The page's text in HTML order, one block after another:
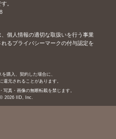
。
個人情報の適切な取扱いを行う事業
るプライバシーマークの付与認定を
購入、契約した場合に、
還元されることがあります。
写真・画像の無断転載を禁じます。
2026 IID, Inc.